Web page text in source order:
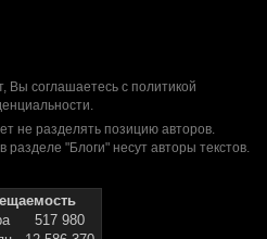
Вы соглашаетесь с политикой
.
не разделять позицию авторов.
"Блоги" несут авторы текстов.
517 980